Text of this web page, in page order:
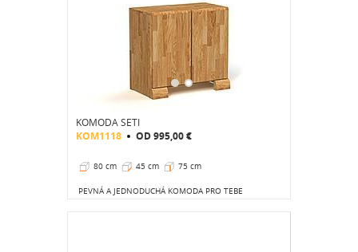
KOMODA SETI
KOM1118 OD995,00 €
80 cm 45 cm 75 cm
PEVNÁ A JEDNODUCHÁ KOMODA PRO TEBE